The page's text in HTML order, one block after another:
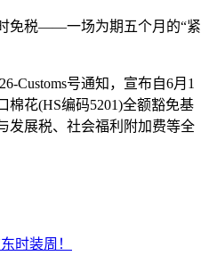
Customs号通知，宣布自6月1
棉花(HS编码5201)全额豁免基
发展税、社会福利附加费等全
时装周！